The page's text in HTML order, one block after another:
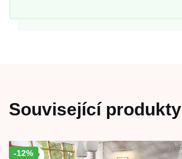
Související produkty
Sleva!
-12%